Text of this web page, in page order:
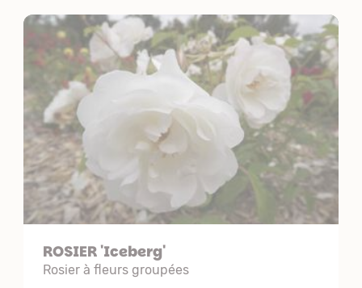
ROSIER 'Iceberg'
Rosier à fleurs groupées